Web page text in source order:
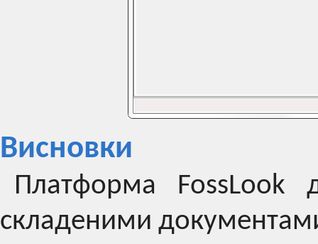
Висновки
Платформа
складеними